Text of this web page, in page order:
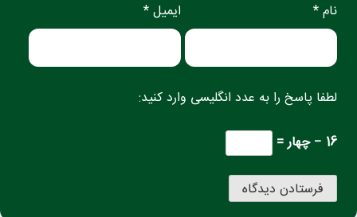
نام * ایمیل *
لطفا پاسخ را به عدد انگلیسی وارد کنید:
16 − چهار =